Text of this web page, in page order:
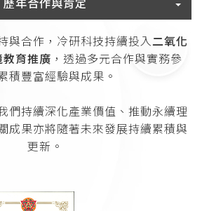
歷年合作與肯定
與合作，冷研科技持續投入二氧化
教育推廣 ，透過多元合作與實務參
積豐富經驗與成果。
們持續深化產業價值、推動永續理
成果亦將隨著未來發展持續累積與
更新。